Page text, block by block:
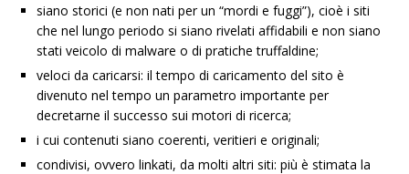
siano storici (e non nati per un “mordi e fuggi”), cioè i siti
che nel lungo periodo si siano rivelati affidabili e non siano
stati veicolo di malware o di pratiche truffaldine;
veloci da caricarsi: il tempo di caricamento del sito è
divenuto nel tempo un parametro importante per
decretarne il successo sui motori di ricerca;
i cui contenuti siano coerenti, veritieri e originali;
condivisi, ovvero linkati, da molti altri siti: più è stimata la